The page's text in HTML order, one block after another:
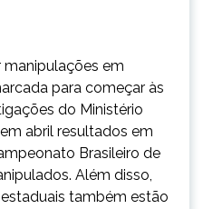
manipulações em
para começar às
do Ministério
abril resultados em
Brasileiro de
Além disso,
também estão